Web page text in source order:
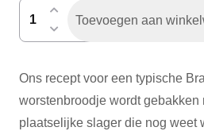
worstenbroodje
aantal
Toevoegen aan
Ons recept voor een typische
worstenbroodje wordt gebakken
plaatselijke slager die nog weet